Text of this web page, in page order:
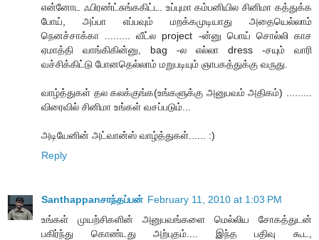
என்னோட ஃபிரண்ட்சுங்ககிட்ட. உப்புமா கம்பனியில சினிமா கத்துக்க
போய், அப்பா எப்பவும் மறக்கமுடியாது அதையெல்லாம்
நெனச்சாக்கா ......... வீட்ல project -ன்னு பொய் சொல்லி காச
ஏமாத்தி வாங்கிகின்னு, bag -ல எல்லா dress -சயும் வாரி
வச்சிக்கிட்டு போனதெல்லாம் மறுபடியும் ஞாபகத்துக்கு வருது.
வாழ்த்துகள் தல கலக்குங்க(உங்களுக்கு அனுபவம் அதிகம்) .........
விரைவில் சினிமா உங்கள் வசப்படும்...
அடியேனின் அட்வான்ஸ் வாழ்த்துகள்...... :)
Reply
Santhappanசாந்தப்பன் February 11, 2010 at 1:03 PM
உங்கள் முயற்சிகளின் அனுபவங்களை மெல்லிய சோகத்துடன்
பகிர்ந்து கொண்டது அற்புதம்.... இந்த பதிவு கூட,